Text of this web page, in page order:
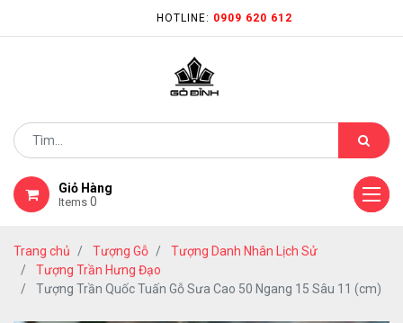
HOTLINE: 0909 620 612
Giỏ Hàng
Items 0
Trang chủ Tượng Gỗ
Tượng Danh Nhân Lịch Sử
Tượng Trần Hưng Đạo
Tượng Trần Quốc Tuấn Gỗ Sưa Cao 50 Ngang 15 Sâu 11 (cm)